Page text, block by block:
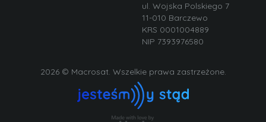
ul. Wojska Polskiego 7
11-010 Barczewo
KRS 0001004889
NIP 7393976580
2026 © Macrosat. Wszelkie prawa zastrzeżone.